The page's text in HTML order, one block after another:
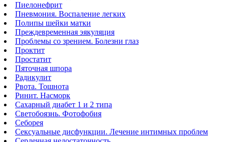
Пиелонефрит
Пневмония. Воспаление легких
Полипы шейки матки
Преждевременная эякуляция
Проблемы со зрением. Болезни глаз
Проктит
Простатит
Пяточная шпора
Радикулит
Рвота. Тошнота
Ринит. Насморк
Сахарный диабет 1 и 2 типа
Светобоязнь. Фотофобия
Себорея
Сексуальные дисфункции. Лечение интимных проблем